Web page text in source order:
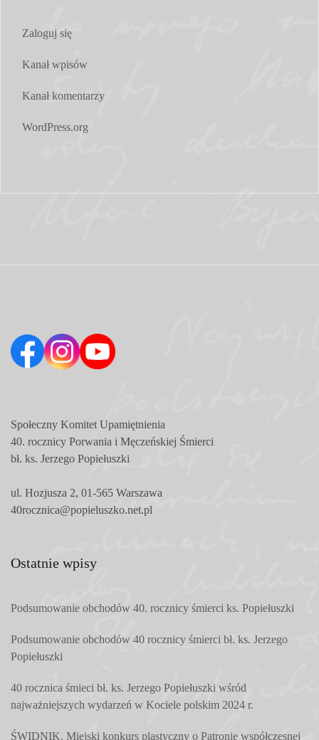
Zaloguj się
Kanał wpisów
Kanał komentarzy
WordPress.org
Społeczny Komitet Upamiętnienia
40. rocznicy Porwania i Męczeńskiej Śmierci
bł. ks. Jerzego Popiełuszki
ul. Hozjusza 2, 01-565 Warszawa
40rocznica@popieluszko.net.pl
Ostatnie wpisy
Podsumowanie obchodów 40. rocznicy śmierci ks. Popiełuszki
Podsumowanie obchodów 40 rocznicy śmierci bł. ks. Jerzego
Popiełuszki
40 rocznica śmieci bł. ks. Jerzego Popiełuszki wśród
najważniejszych wydarzeń w Kociele polskim 2024 r.
ŚWIDNIK. Miejski konkurs plastyczny o Patronie współczesnej